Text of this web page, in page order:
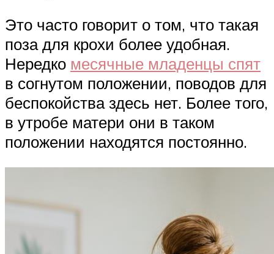
Это часто говорит о том, что такая
поза для крохи более удобная.
Нередко месячные младенцы спят
в согнутом положении, поводов для
беспокойства здесь нет. Более того,
в утробе матери они в таком
положении находятся постоянно.